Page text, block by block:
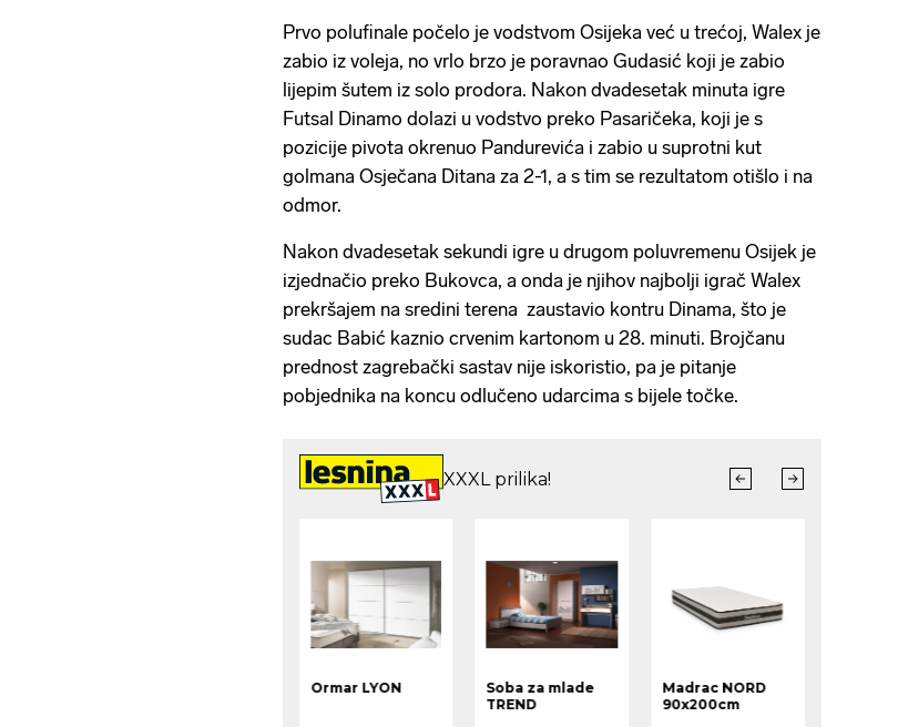
Prvo polufinale počelo je vodstvom Osijeka već u trećoj, Walex je
zabio iz voleja, no vrlo brzo je poravnao Gudasić koji je zabio
lijepim šutem iz solo prodora. Nakon dvadesetak minuta igre
Futsal Dinamo dolazi u vodstvo preko Pasaričeka, koji je s
pozicije pivota okrenuo Pandurevića i zabio u suprotni kut
golmana Osječana Ditana za 2-1, a s tim se rezultatom otišlo i na
odmor.
Nakon dvadesetak sekundi igre u drugom poluvremenu Osijek je
izjednačio preko Bukovca, a onda je njihov najbolji igrač Walex
prekršajem na sredini terena zaustavio kontru Dinama, što je
sudac Babić kaznio crvenim kartonom u 28. minuti. Brojčanu
prednost zagrebački sastav nije iskoristio, pa je pitanje
pobjednika na koncu odlučeno udarcima s bijele točke.